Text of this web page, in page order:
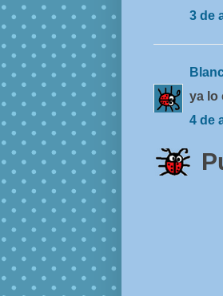
3 de
ya lo
4 de